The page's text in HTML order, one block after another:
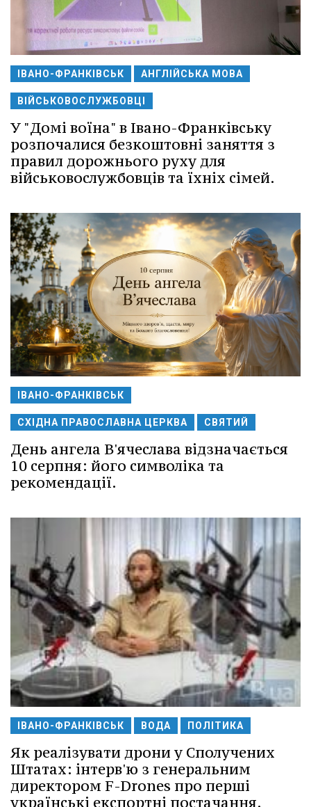
ІВАНО-ФРАНКІВСЬК АНГЛІЙСЬКА МОВА
ВІЙСЬКОВОСЛУЖБОВЦІ
У "Домі воїна" в Івано-Франківську
розпочалися безкоштовні заняття з
правил дорожнього руху для
військовослужбовців та їхніх сімей.
ІВАНО-ФРАНКІВСЬК
СХІДНА ПРАВОСЛАВНА ЦЕРКВА СВЯТИЙ
День ангела В'ячеслава відзначається
10 серпня: його символіка та
рекомендації.
ІВАНО-ФРАНКІВСЬК ВОДА ПОЛІТИКА
Як реалізувати дрони у Сполучених
Штатах: інтерв'ю з генеральним
директором F-Drones про перші
українські експортні постачання.